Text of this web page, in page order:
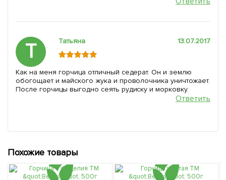
Т Татьяна 13.07.2017
Как на меня горчица отличный седерат. Он и землю
обогощает и майского жука и проволочника уничтожает.
После горчицы выгодно сеять рудиску и морковку.
Ответить
Похожие товары